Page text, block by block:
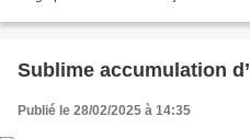
Sublime accumulation
Publié le 28/02/2025 à 14:35